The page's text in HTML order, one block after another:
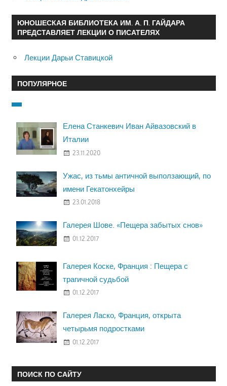
ЮНОШЕСКАЯ БИБЛИОТЕКА ИМ. А. П. ГАЙДАРА
ПРЕДСТАВЛЯЕТ ЛЕКЦИИ О ПИСАТЕЛЯХ
Лекции Дарьи Ставицкой
ПОПУЛЯРНОЕ
Елена Станкевич Иван Айвазовский в
Италии
23.11.2020
Ужас, из тьмы античной выползающий, по
имени Гекатонхейры
23.01.2018
Галерея Шове. «Пещера забытых снов»
01.12.2017
Галерея Коске, Франция : Пещера с
трагичной судьбой
01.12.2017
Галерея Ласко, Франция, открыта
четырьмя подростками
01.12.2017
ПОИСК ПО САЙТУ